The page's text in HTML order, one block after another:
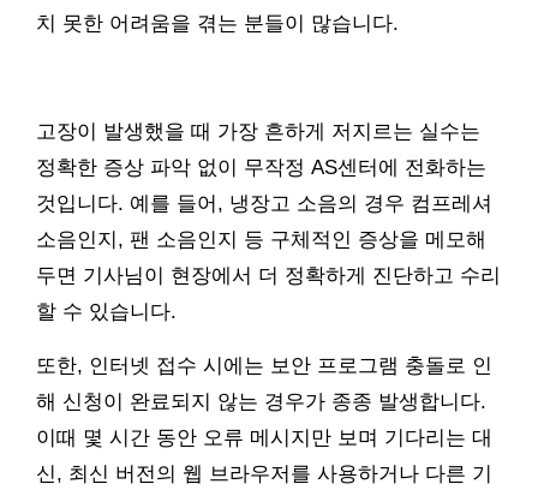
치 못한 어려움을 겪는 분들이 많습니다.
고장이 발생했을 때 가장 흔하게 저지르는 실수는
정확한 증상 파악 없이 무작정 AS센터에 전화하는
것입니다. 예를 들어, 냉장고 소음의 경우 컴프레셔
소음인지, 팬 소음인지 등 구체적인 증상을 메모해
두면 기사님이 현장에서 더 정확하게 진단하고 수리
할 수 있습니다.
또한, 인터넷 접수 시에는 보안 프로그램 충돌로 인
해 신청이 완료되지 않는 경우가 종종 발생합니다.
이때 몇 시간 동안 오류 메시지만 보며 기다리는 대
신, 최신 버전의 웹 브라우저를 사용하거나 다른 기